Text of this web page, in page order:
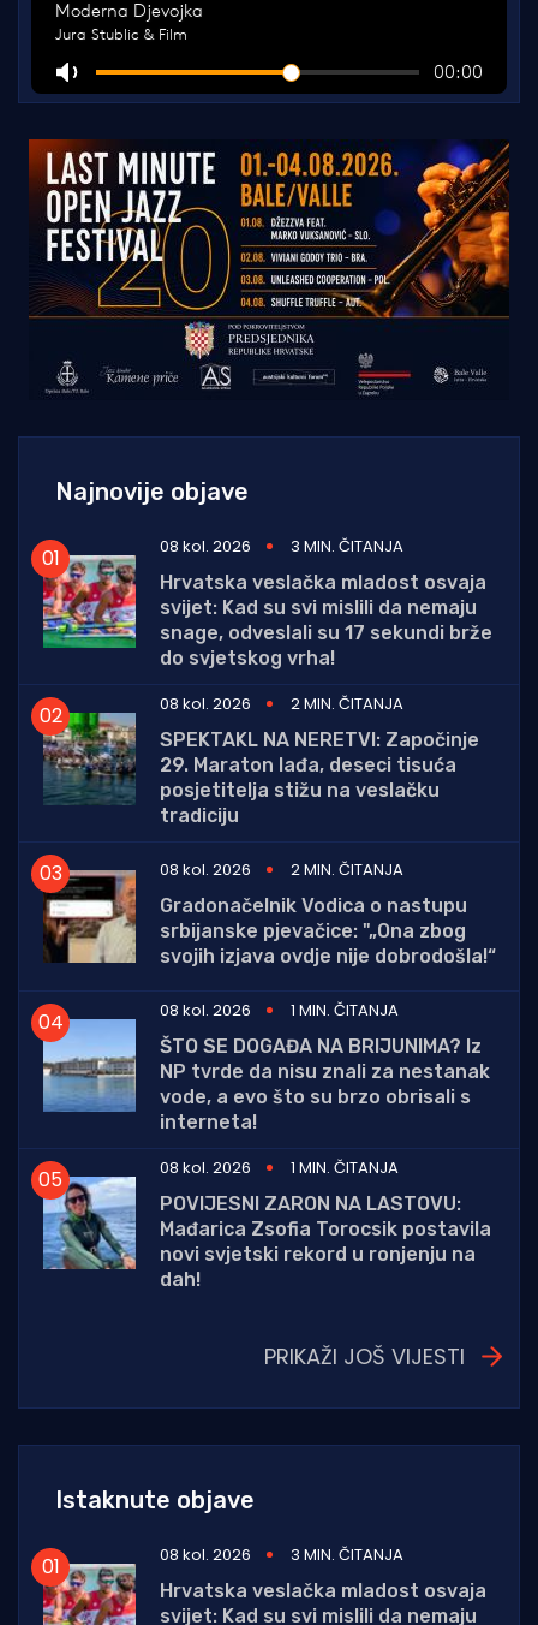
Najnovije objave
08 kol. 2026
3 MIN. ČITANJA
Hrvatska veslačka mladost osvaja
svijet: Kad su svi mislili da nemaju
snage, odveslali su 17 sekundi brže
do svjetskog vrha!
08 kol. 2026
2 MIN. ČITANJA
SPEKTAKL NA NERETVI: Započinje
29. Maraton lađa, deseci tisuća
posjetitelja stižu na veslačku
tradiciju
08 kol. 2026
2 MIN. ČITANJA
Gradonačelnik Vodica o nastupu
srbijanske pjevačice: "„Ona zbog
svojih izjava ovdje nije dobrodošla!“
08 kol. 2026
1 MIN. ČITANJA
ŠTO SE DOGAĐA NA BRIJUNIMA? Iz
NP tvrde da nisu znali za nestanak
vode, a evo što su brzo obrisali s
interneta!
08 kol. 2026
1 MIN. ČITANJA
POVIJESNI ZARON NA LASTOVU:
Mađarica Zsofia Torocsik postavila
novi svjetski rekord u ronjenju na
dah!
PRIKAŽI JOŠ VIJESTI
Istaknute objave
08 kol. 2026
3 MIN. ČITANJA
Hrvatska veslačka mladost osvaja
svijet: Kad su svi mislili da nemaju